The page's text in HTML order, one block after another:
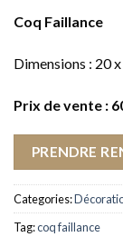
Coq Faillance
Dimensions : 20
Prix de vente :
PRENDRE
Categories:
Tag:coq faillance